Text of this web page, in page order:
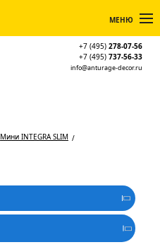
МЕНЮ
+7 (495) 278-07-56
+7 (495) 737-56-33
info@anturage-decor.ru
Мини INTEGRA SLIM